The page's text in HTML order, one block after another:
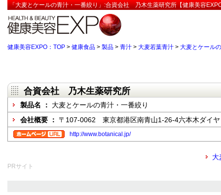
「大麦とケールの青汁・一番絞り」:合資会社 乃木生薬研究所【健康美容
健康美容EXPO：TOP > 健康食品 > 製品 > 青汁 > 大麦若葉青汁 > 大麦とケール
合資会社 乃木生薬研究所
製品名 ： 大麦とケールの青汁・一番絞り
会社概要 ： 〒107-0062 東京都港区南青山1-26-4六本木ダイヤ
http://www.botanical.jp/
大
PRサイト